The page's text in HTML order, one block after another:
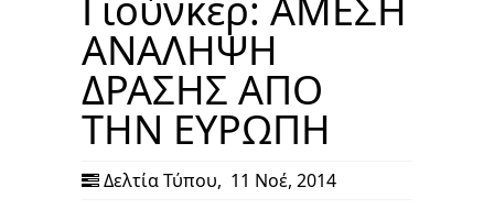
ΑΝΑΛΗΨΗ
ΔΡΑΣΗΣ ΑΠΟ
ΤΗΝ ΕΥΡΩΠΗ
Δελτία Τύπου, 11 Νοέ, 2014